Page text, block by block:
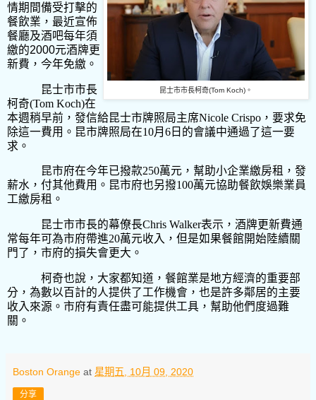
昆士市市長柯奇(Tom Koch)。
情期間備受打擊的
餐飲業，最近宣佈
餐廳及酒吧每年須
繳的2000元酒牌更
新費，今年免繳。
昆士市市長
柯奇(Tom Koch)在
本週稍早前，發信給昆士市牌照局主席Nicole Crispo ，要求免
除這一費用。昆市牌照局在10月 6 日的會議中通過了這一要
求。
昆市府在今年已撥款250萬元，幫助小企業繳房租，發
薪水，付其他費用。昆市府也另撥100萬元協助餐飲娛樂業員
工繳房租。
昆士市市長的幕僚長Chris Walker表示，酒牌更新費通
常每年可為市府帶進20萬元收入，但是如果餐館開始陸續關
門了，市府的損失會更大。
柯奇也說，大家都知道，餐館業是地方經濟的重要部
分，為數以百計的人提供了工作機會，也是許多鄰居的主要
收入來源。市府有責任盡可能提供工具，幫助他們度過難
關。
Boston Orange at 星期五, 10月 09, 2020
分享